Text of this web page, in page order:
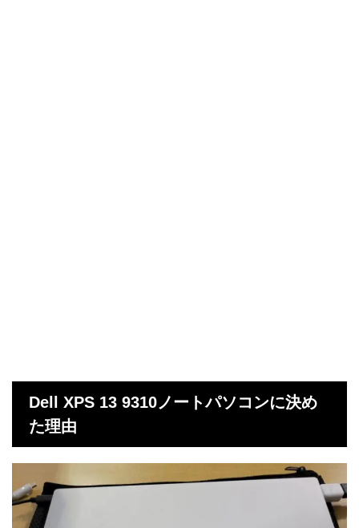
Dell XPS 13 9310ノートパソコンに決め
た理由